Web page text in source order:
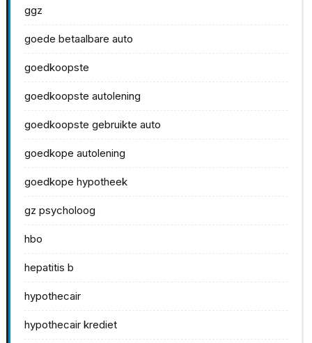
ggz
goede betaalbare auto
goedkoopste
goedkoopste autolening
goedkoopste gebruikte auto
goedkope autolening
goedkope hypotheek
gz psycholoog
hbo
hepatitis b
hypothecair
hypothecair krediet